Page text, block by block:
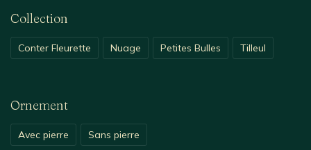
Collection
Conter Fleurette Nuage Petites Bulles Tilleul
Ornement
Avec pierre Sans pierre